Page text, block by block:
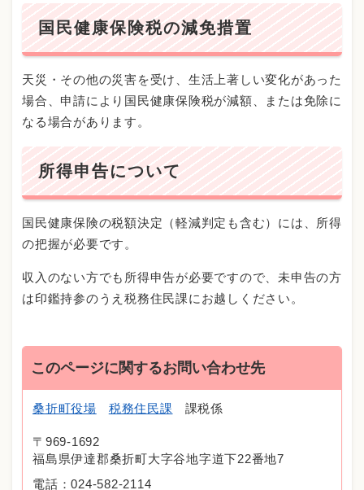
国民健康保険税の減免措置
天災・その他の災害を受け、生活上著しい変化があった
場合、申請により国民健康保険税が減額、または免除に
なる場合があります。
所得申告について
国民健康保険の税額決定（軽減判定も含む）には、所得
の把握が必要です。
収入のない方でも所得申告が必要ですので、未申告の方
は印鑑持参のうえ税務住民課にお越しください。
このページに関するお問い合わせ先
桑折町役場 税務住民課 課税係
〒969-1692
福島県伊達郡桑折町大字谷地字道下22番地7
電話：024-582-2114